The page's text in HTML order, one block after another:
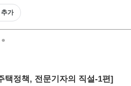
가
택정책, 전문기자의 직설-1편]